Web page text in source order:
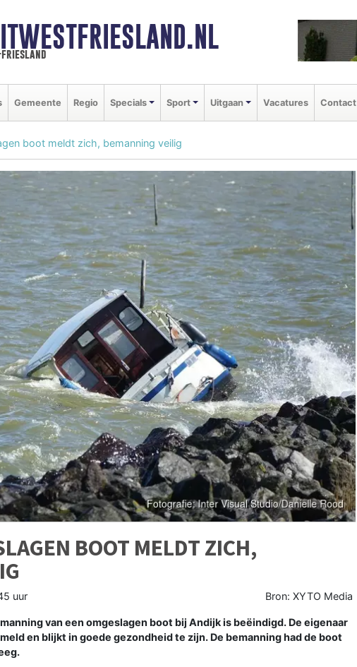
friesland
Gemeente Regio Specials Sport Uitgaan Vacatures Contact
boot meldt zich, bemanning veilig
BOOT MELDT ZICH,
uur Bron: XYTO Media
van een omgeslagen boot bij Andijk is beëindigd. De eigenaar
en blijkt in goede gezondheid te zijn. De bemanning had de boot